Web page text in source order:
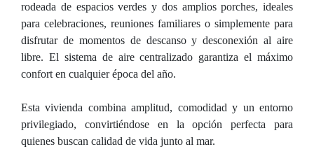
rodeada de espacios verdes y dos amplios porches, ideales
para celebraciones, reuniones familiares o simplemente para
disfrutar de momentos de descanso y desconexión al aire
libre. El sistema de aire centralizado garantiza el máximo
confort en cualquier época del año.
Esta vivienda combina amplitud, comodidad y un entorno
privilegiado, convirtiéndose en la opción perfecta para
quienes buscan calidad de vida junto al mar.